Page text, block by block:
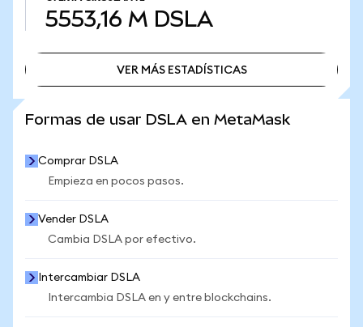
5553,16 M DSLA
VER MÁS ESTADÍSTICAS
Formas de usar DSLA en MetaMask
Comprar DSLA
Empieza en pocos pasos.
Vender DSLA
Cambia DSLA por efectivo.
Intercambiar DSLA
Intercambia DSLA en y entre blockchains.